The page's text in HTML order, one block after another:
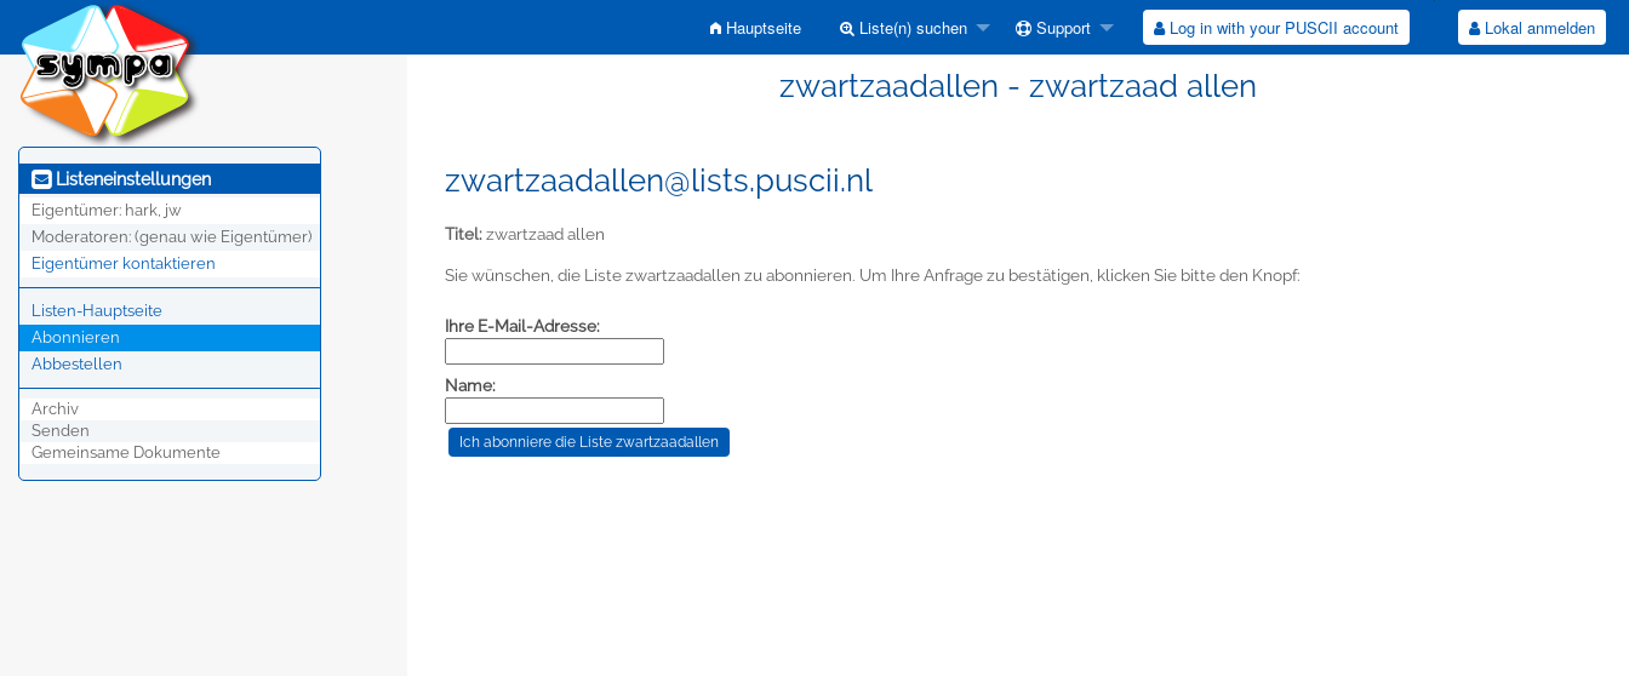
Hauptseite Liste(n) suchen Support Log in with your PUSCII account Lokal anmelden
zwartzaadallen - zwartzaad allen
Listeneinstellungen
Eigentümer: hark, jw
Moderatoren: (genau wie Eigentümer)
Eigentümer kontaktieren
Listen-Hauptseite
Abonnieren
Abbestellen
Archiv
Senden
Gemeinsame Dokumente
zwartzaadallen@lists.puscii.nl
Titel:zwartzaad allen
Sie wünschen, die Liste zwartzaadallen zu abonnieren. Um Ihre Anfrage zu bestätigen, klicken Sie bitte den Knopf:
Ihre E-Mail-Adresse:
Name: